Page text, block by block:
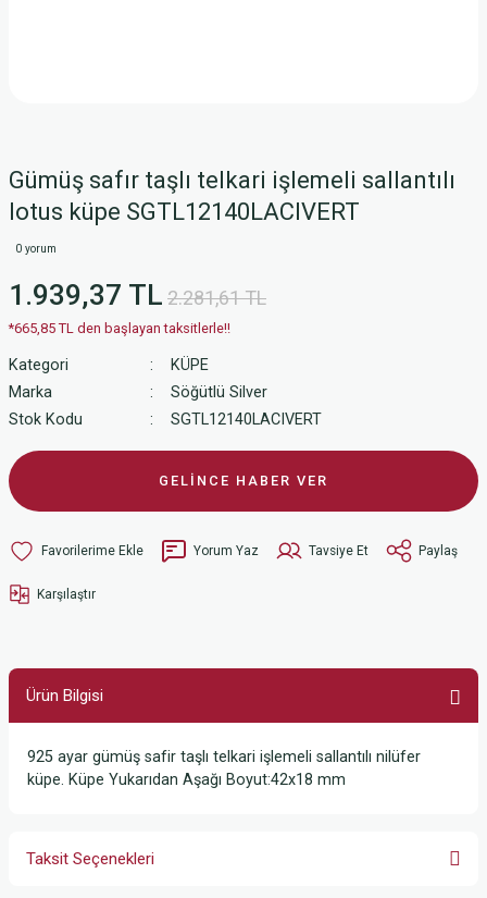
Gümüş safır taşlı telkari işlemeli sallantılı
lotus küpe SGTL12140LACIVERT
0 yorum
1.939,37 TL 2.281,61 TL
*665,85 TL den başlayan taksitlerle!!
Kategori
KÜPE
Marka
Söğütlü Silver
Stok Kodu
SGTL12140LACIVERT
GELİNCE HABER VER
Yorum Yaz Tavsiye Et Paylaş
Karşılaştır
Ürün Bilgisi
925 ayar gümüş safir taşlı telkari işlemeli sallantılı nilüfer
küpe. Küpe Yukarıdan Aşağı Boyut:42x18 mm
Taksit Seçenekleri